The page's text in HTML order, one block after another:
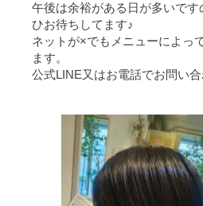
午後は余裕がある日が多いで
ひお待ちしてます♪
ネットが×でもメニューによっ
ます。
公式LINE又はお電話でお問い合